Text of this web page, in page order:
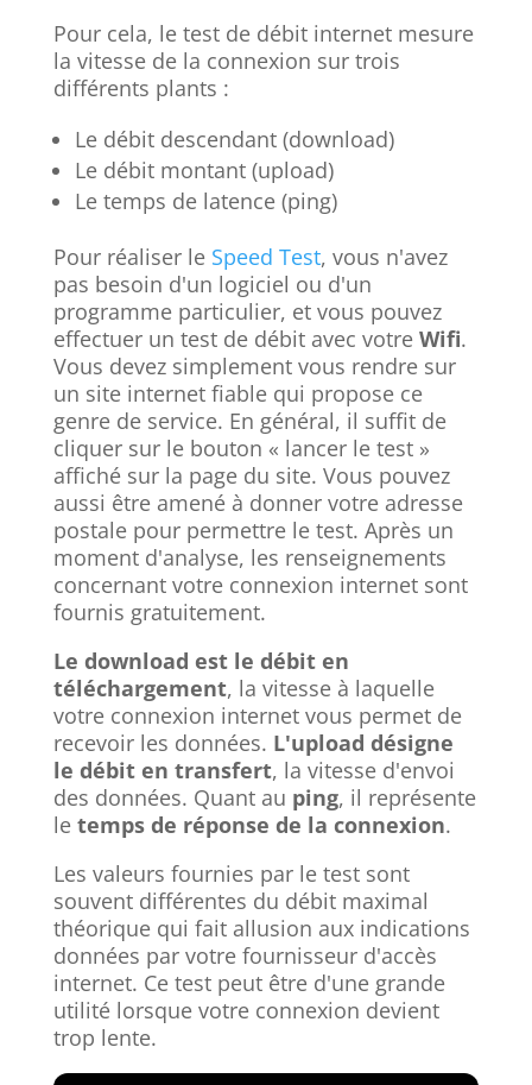
Pour cela, le test de débit internet mesure
la vitesse de la connexion sur trois
différents plants :
Le débit descendant (download)
Le débit montant (upload)
Le temps de latence (ping)
Pour réaliser le Speed Test, vous n'avez
pas besoin d'un logiciel ou d'un
programme particulier, et vous pouvez
effectuer un test de débit avec votre Wifi.
Vous devez simplement vous rendre sur
un site internet fiable qui propose ce
genre de service. En général, il suffit de
cliquer sur le bouton « lancer le test »
affiché sur la page du site. Vous pouvez
aussi être amené à donner votre adresse
postale pour permettre le test. Après un
moment d'analyse, les renseignements
concernant votre connexion internet sont
fournis gratuitement.
Le download est le débit en
téléchargement, la vitesse à laquelle
votre connexion internet vous permet de
recevoir les données. L'upload désigne
le débit en transfert, la vitesse d'envoi
des données. Quant au ping, il représente
le temps de réponse de la connexion.
Les valeurs fournies par le test sont
souvent différentes du débit maximal
théorique qui fait allusion aux indications
données par votre fournisseur d'accès
internet. Ce test peut être d'une grande
utilité lorsque votre connexion devient
trop lente.